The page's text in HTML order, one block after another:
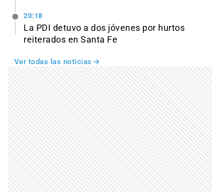
20:18
La PDI detuvo a dos jóvenes por hurtos
reiterados en Santa Fe
Ver todas las noticias